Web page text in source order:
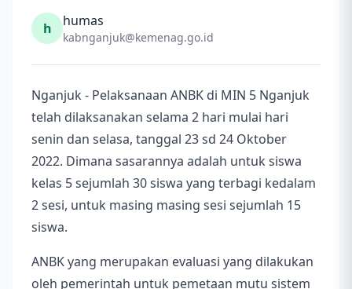
h humas
kabnganjuk@kemenag.go.id
Nganjuk - Pelaksanaan ANBK di MIN 5 Nganjuk
telah dilaksanakan selama 2 hari mulai hari
senin dan selasa, tanggal 23 sd 24 Oktober
2022. Dimana sasarannya adalah untuk siswa
kelas 5 sejumlah 30 siswa yang terbagi kedalam
2 sesi, untuk masing masing sesi sejumlah 15
siswa.
ANBK yang merupakan evaluasi yang dilakukan
oleh pemerintah untuk pemetaan mutu sistem